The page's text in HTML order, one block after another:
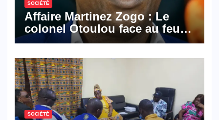
SOCIÉTÉ
Affaire Martinez Zogo : Le
colonel Otoulou face au feu
croisé des avocats de la
SOCIÉTÉ